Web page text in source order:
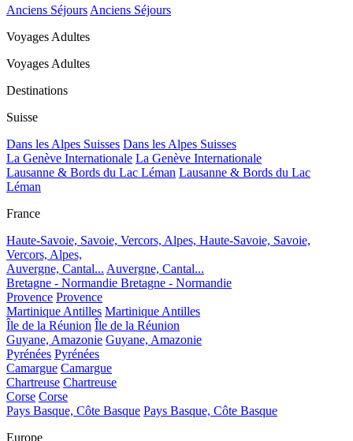
Anciens Séjours Anciens Séjours
Voyages Adultes
Voyages Adultes
Destinations
Suisse
Dans les Alpes Suisses Dans les Alpes Suisses
La Genève Internationale La Genève Internationale
Lausanne & Bords du Lac Léman Lausanne & Bords du Lac
Léman
France
Haute-Savoie, Savoie, Vercors, Alpes, Haute-Savoie, Savoie,
Vercors, Alpes,
Auvergne, Cantal... Auvergne, Cantal...
Bretagne - Normandie Bretagne - Normandie
Provence Provence
Martinique Antilles Martinique Antilles
Île de la Réunion Île de la Réunion
Guyane, Amazonie Guyane, Amazonie
Pyrénées Pyrénées
Camargue Camargue
Chartreuse Chartreuse
Corse Corse
Pays Basque, Côte Basque Pays Basque, Côte Basque
Europe